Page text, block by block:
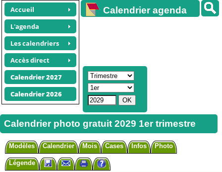
Accueil
L'agenda
Les calendriers
Accès direct
Calendrier 2027
Calendrier 2026
Calendrier agenda
Calendrier photo gratuit 2029 1er trimestre
Modèles Calendrier Mois Cases Infos Photo
Légende